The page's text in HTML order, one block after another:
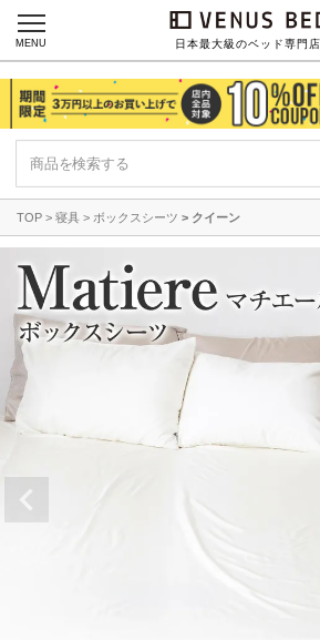
日本最大級のベッド専門店
MENU
TOP 寝具 ボックスシーツ クイーン